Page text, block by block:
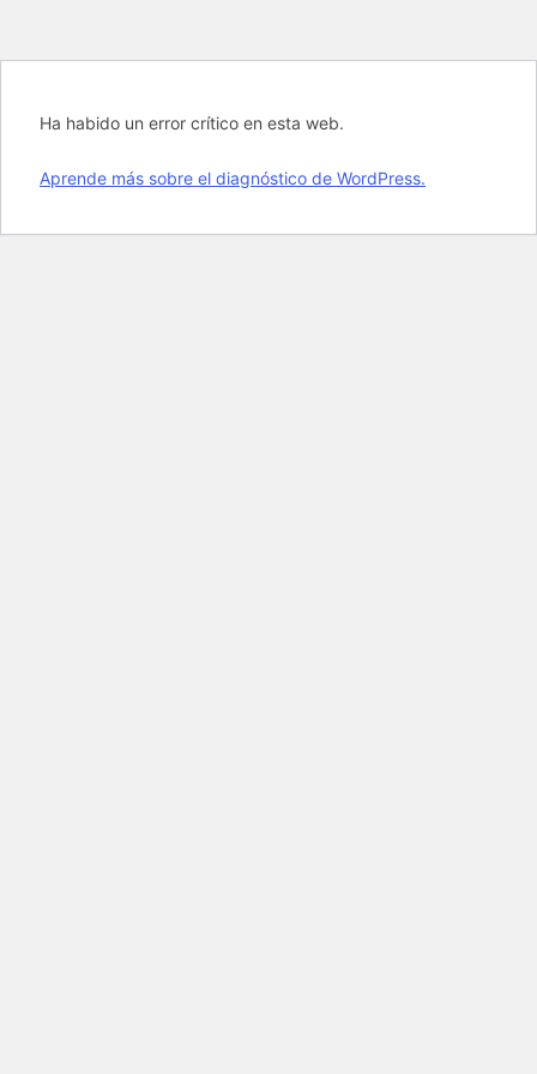
Ha habido un error crítico en esta web.
Aprende más sobre el diagnóstico de WordPress.